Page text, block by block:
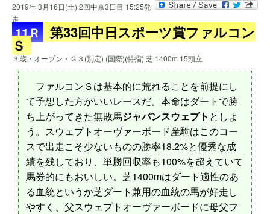
2019年 3月16日(土) 2回中京3日目 15:25発
走
11Ｒ 第33回中日スポーツ賞ファルコン
Ｓ
３歳・オープン・Ｇ３(別定) (国際)(特指) 芝 1400m 15頭立
ファルコンＳは基本的に荒れることを前提にし
て予想した方がいいレースだ。本命はダートで勝
ち上がってきた無敗馬ジャパンスウェプト としよ
う。スウェプトオーヴァーボード産駒はこのコー
スで出走こそ少ないものの勝率18.2%と優秀な成
績を残しており、単勝回収率も100%を超えていて
馬券的にもおいしい。芝1400mはダート適性のあ
る血統というか芝ダート兼用の血統の馬が好走し
やすく、父スウェプトオーヴァーボードに母父フ